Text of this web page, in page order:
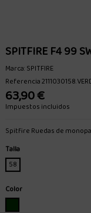
SPITFIRE F4 99
Marca:SPITFIRE
Referencia
63,90 €
Impuestos incluidos
Spitfire Ruedas de
Talla
58
Color